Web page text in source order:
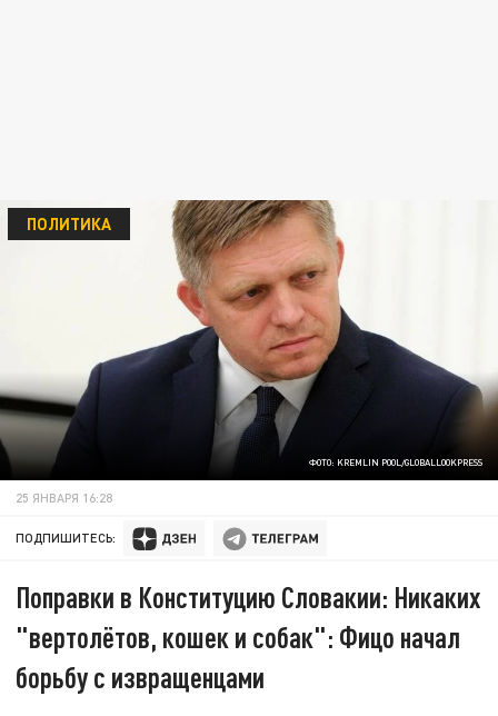
ФОТО: KREMLIN POOL/GLOBALLOOKPRESS
ПОЛИТИКА
25 ЯНВАРЯ 16:28
ПОДПИШИТЕСЬ:
Поправки в Конституцию Словакии: Никаких
"вертолётов, кошек и собак": Фицо начал
борьбу с извращенцами